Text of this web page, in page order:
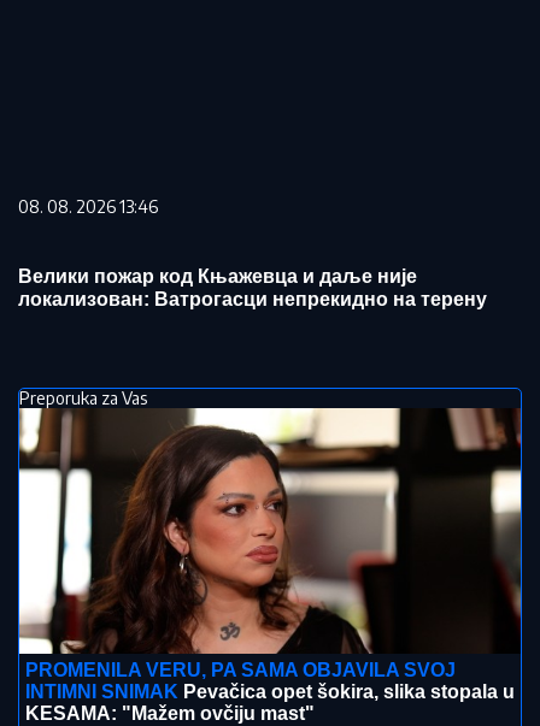
08. 08. 2026 13:46
Велики пожар код Књажевца и даље није
локализован: Ватрогасци непрекидно на терену
Preporuka za Vas
PROMENILA VERU, PA SAMA OBJAVILA SVOJ
INTIMNI SNIMAK Pevačica opet šokira, slika stopala u
KESAMA: "Mažem ovčiju mast"